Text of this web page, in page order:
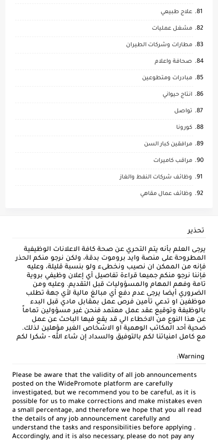
علاج طبيعي
مشغل عمليات
مطارات وشركات الطيران
صحافة واعلام
مبادرات ومتطوعين
انتاج حيواني
تواصل
كورونا
مرافقين كبار السن
مراقب كاميرات
وظائف شركات النفط والغاز
وظائف عمال مقاهي
تحذير
يرجى العلم بأنه يتم التحري عن صحة كافة الاعلانات الوظيفية
المطروحة على منصة وايد بروموت بدقة، ولكن نرجو منكم الحذر
فإنه من الممكن ان نصيب ونخطىء ولو بنسبة قليلة، وعليه
فإننا نرجو منكم جميعا قراءة تفاصيل أي إعلان وظيفي بروية
تامة وفهم المهام والمسؤوليات قبل التقديم. وعليه ومن
الضروري أيضا يرجى عدم دفع أي مبالغ مالية لأي جهة تطلب
موظفين او تدعي تأمين فرص عمل بمقابل مادي قبل البدء
بالوظيفة وتوقيع عقد عمل معتمد فنحن غير مسؤولين تماماً
عن هذا النوع من الاخطاء الي قد يقع فيها الباحث عن عمل
ضحية أحد المكاتب الوهمية او الاشخاص الغير مؤهلين لذلك.
مع كامل امنياتنا لكم بالتوفيق والسداد إن شاء الله - شكرا لكم
Warning:
Please be aware that the validity of all job announcements
posted on the WidePromote platform are carefully
investigated, but we recommend you to be careful, as it is
possible for us to make corrections and make mistakes even
a small percentage, and therefore we hope that you all read
the details of any job announcement carefully and
understand the tasks and responsibilities before applying .
Accordingly, and it is also necessary, please do not pay any